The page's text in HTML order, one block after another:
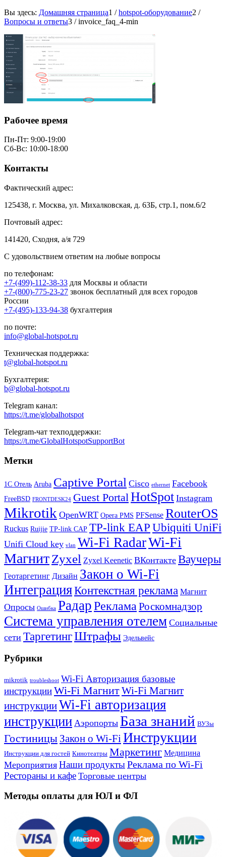
Вы здесь: Домашняя страница1 / hotspot-оборудование2 /
Вопросы и ответы3 / invoice_faq_4-min
Рабочее время
Пн-Пт: 9:00-19:00
Сб-Вс: 10:00-18:00
Контакты
Фактический адрес:
125438, г. Москва, ул. Михалковская, д. 63Б, стр.1, пом.6/2
Почтовый адрес:
141420, Сходня, а/я 729
С удовольствием ответим на любые вопросы
по телефонам:
+7-(499)-112-38-33 для Москвы и области
+7-(800)-775-23-27 звонок бесплатный для всех городов
России
+7-(495)-133-94-38 бухгалтерия
по почте:
info@global-hotspot.ru
Техническая поддержка:
t@global-hotspot.ru
Бухгалтерия:
b@global-hotspot.ru
Telegram канал:
https://t.me/globalhotspot
Telegram-чат техподдержки:
https://t.me/GlobalHotspotSupportBot
Метки
1С Отель Aruba Captive Portal Cisco ethernet Facebook
FreeBSD FRONTDESK24 Guest PortalHotSpot Instagram
Mikrotik OpenWRT Opera PMS PFSense RouterOS
Ruckus Ruijie TP-link CAP TP-link EAP Ubiquiti UniFi
Unifi Cloud key vlan Wi-Fi RadarWi-Fi
МагнитZyxel Zyxel Keenetic ВКонтакте Ваучеры
Геотаргетинг Дизайн Закон о Wi-Fi
ИнтеграцияКонтекстная реклама Магнит
Опросы Ошибка РадарРеклама Роскомнадзор
Система управления отелем Социальные
сети ТаргетингШтрафы Эдельвейс
Рубрики
mikrotik troubleshoot Wi-Fi Авторизация базовые
инструкцииWi-Fi МагнитWi-Fi Магнит
инструкцииWi-Fi авторизация
инструкции Аэропорты База знаний ВУЗы
Гостиницы Закон о Wi-Fi Инструкции
Инструкции для гостей Кинотеатры Маркетинг Медицина
Мероприятия Наши продуктыРеклама по Wi-Fi
Рестораны и кафе Торговые центры
Методы оплаты для ЮЛ и ФЛ